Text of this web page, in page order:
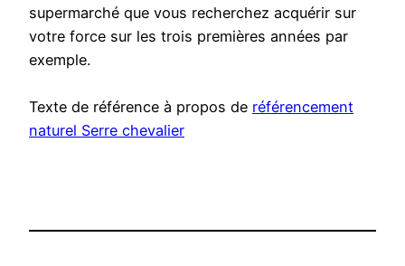
supermarché que vous recherchez acquérir sur
votre force sur les trois premières années par
exemple.
Texte de référence à propos de référencement
naturel Serre chevalier